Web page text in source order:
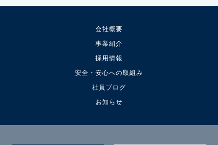
会社概要
事業紹介
採用情報
安全・安心への取組み
社員ブログ
お知らせ